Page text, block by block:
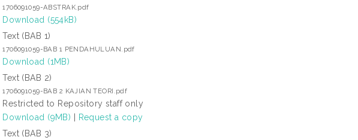
1706091059-ABSTRAK.pdf
Download (554kB)
Text (BAB 1)
1706091059-BAB 1 PENDAHULUAN.pdf
Download (1MB)
Text (BAB 2)
1706091059-BAB 2 KAJIAN TEORI.pdf
Restricted to Repository staff only
Download (9MB) | Request a copy
Text (BAB 3)